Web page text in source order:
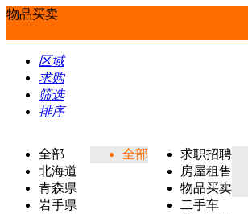
物品买卖
区域
求购
筛选
排序
全部
北海道
青森県
岩手県
全部
求职招聘
房屋租售
物品买卖
二手车